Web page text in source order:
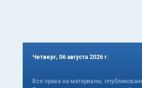
Четверг, 06 августа 2026 г.
Все права на материалы,